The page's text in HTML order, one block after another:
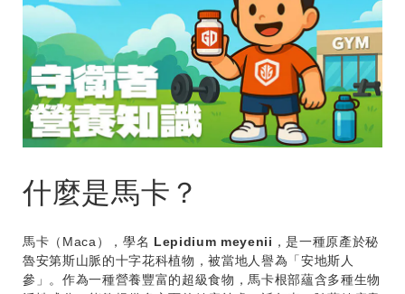
什麼是馬卡？
馬卡（Maca），學名 Lepidium meyenii ，是一種原產於秘
魯安第斯山脈的十字花科植物，被當地人譽為「安地斯人
參」。作為一種營養豐富的超級食物，馬卡根部蘊含多種生物